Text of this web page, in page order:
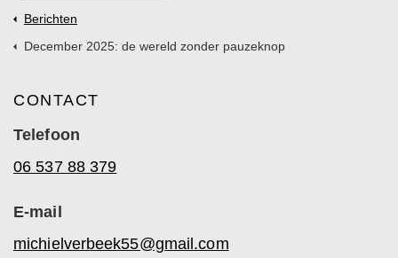
Berichten
December 2025: de wereld zonder pauzeknop
CONTACT
Telefoon
06 537 88 379
E-mail
michielverbeek55@gmail.com